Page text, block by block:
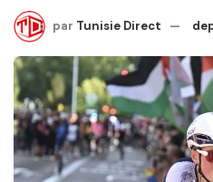
par Tunisie Direct